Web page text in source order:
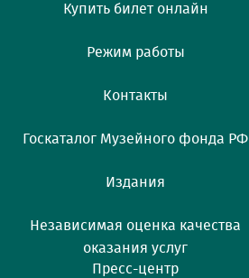
Купить билет онлайн
Режим работы
Контакты
Госкаталог Музейного фонда РФ
Издания
Независимая оценка качества
оказания услуг
Пресс-центр